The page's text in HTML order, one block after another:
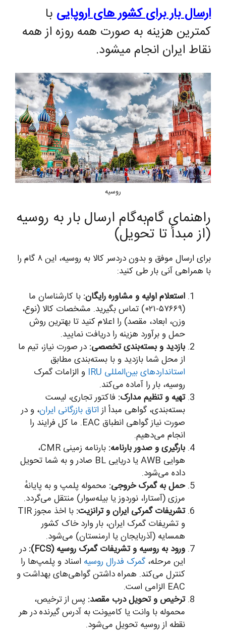
ارسال بار برای کشور های اروپایی با
کمترین هزینه به صورت همه روزه از همه
نقاط ایران انجام میشود.
روسیه
راهنمای گام‌به‌گام ارسال بار به روسیه
(از مبدأ تا تحویل)
برای ارسال موفق و بدون دردسر کالا به روسیه، این ۸ گام را
با همراهی آنی بار طی کنید:
استعلام اولیه و مشاوره رایگان: با کارشناسان ما
(۵۷۶۶۹-۰۲۱) تماس بگیرید. مشخصات کالا (نوع،
وزن، ابعاد، مقصد) را اعلام کنید تا بهترین روش
حمل و برآورد هزینه را دریافت نمایید.
بازدید و بسته‌بندی تخصصی: در صورت نیاز، تیم ما
از محل شما بازدید و با بسته‌بندی مطابق
استانداردهای بین‌المللی IRU
و الزامات گمرک
روسیه، بار را آماده می‌کند.
تهیه و تنظیم مدارک: فاکتور تجاری، لیست
بسته‌بندی، گواهی مبدأ ازاتاق بازرگانی ایران، و در
صورت نیاز گواهی انطباق EAC. ما کل فرایند را
انجام می‌دهیم.
بارگیری و صدور بارنامه:
بارنامه زمینی CMR،
هوایی AWB یا دریایی BL صادر و به شما تحویل
داده می‌شود.
حمل به گمرک خروجی: محموله پلمپ و به پایانهٔ
مرزی (آستارا، نوردوز یا بیله‌سوار) منتقل می‌گردد.
تشریفات گمرکی ایران و ترانزیت:
با اخذ مجوز TIR
و تشریفات گمرک ایران، بار وارد خاک کشور
همسایه (آذربایجان یا ارمنستان) می‌شود.
ورود به روسیه و تشریفات گمرک روسیه (FCS):
در
این مرحله، گمرک فدرال روسیه اسناد و پلمپ‌ها را
کنترل می‌کند. همراه داشتن گواهی‌های بهداشت و
EAC الزامی است.
ترخیص و تحویل درب مقصد: پس از ترخیص،
محموله با وانت یا کامیونت به آدرس گیرنده در هر
نقطه از روسیه تحویل می‌شود.